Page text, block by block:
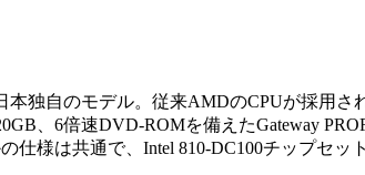
独自のモデル。従来AMDのCPUが採用
、6倍速DVD-ROMを備えたGateway
仕様は共通で、Intel 810-DC100チップセ